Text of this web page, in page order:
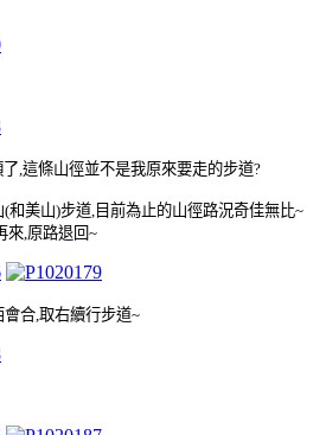
這條山徑並不是我原來要走的步道?
(和美山)步道 目前為止的山徑路況奇佳無比~
來 原路退回 ~
會合 取右續行步道~